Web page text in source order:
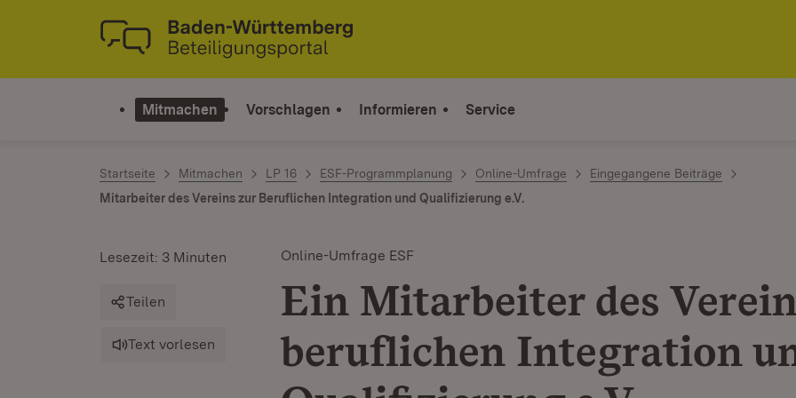
Zum Inhalt springen
Link zur Startseite
Mitmachen Vorschlagen Informieren Service
Startseite Mitmachen LP 16 ESF-Programmplanung Online-Umfrage
Eingegangene Beiträge
Mitarbeiter des Vereins zur Beruflichen Integration und Qualifizierung e.V.
Online-Umfrage ESF
Ein Mitarbeiter des
beruflichen Integration
Lesezeit: 3 Minuten
Teilen
Text vorlesen